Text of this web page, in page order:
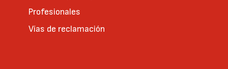
Profesionales
Vías de reclamación